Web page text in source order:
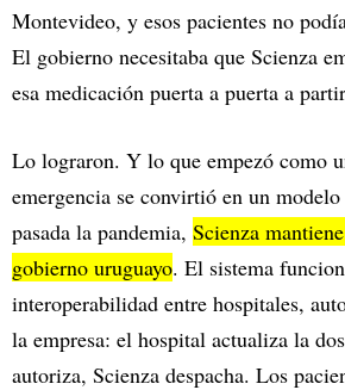
Montevideo, y esos pacientes no
El gobierno necesitaba que Scienza
esa medicación puerta a puerta a
Lo lograron. Y lo que empezó como
emergencia se convirtió en un
pasada la pandemia, Scienza
gobierno uruguayo. El sistema
interoperabilidad entre hospitales,
la empresa: el hospital actualiza la
autoriza, Scienza despacha. Los